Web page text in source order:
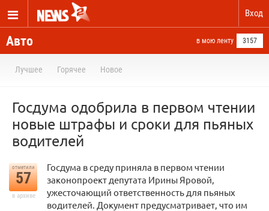
Вход
Авто в мою ленту 3157
Лучшее Горячее Новое
Госдума одобрила в первом чтении
новые штрафы и сроки для пьяных
водителей
отметили
57
в архиве
Госдума в среду приняла в первом чтении
законопроект депутата Ирины Яровой,
ужесточающий ответственность для пьяных
водителей. Документ предусматривает, что им